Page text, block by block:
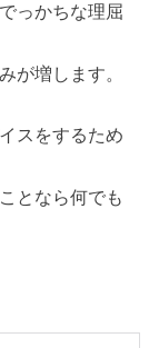
っかちな理屈
が増します。
スをするため
となら何でも